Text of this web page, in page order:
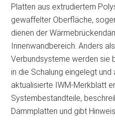
Platten aus extrudiertem
gewaffelter Oberfläche,
dienen der
Innenwandbereich. Anders
Verbundsysteme werden sie
in die Schalung eingelegt
aktualisierte IWM-Merkblatt
Systembestandteile,
Dämmplatten und gibt